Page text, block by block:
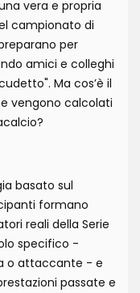
vera e propria
campionato di
per
amici e colleghi
Ma cos’è il
vengono calcolati
basato sul
formano
reali della Serie
specifico -
o attaccante - e
passate e